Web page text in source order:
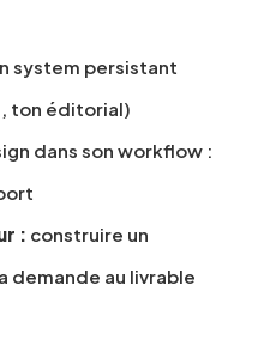
system persistant
ton éditorial)
dans son workflow :
: construire un
demande au livrable